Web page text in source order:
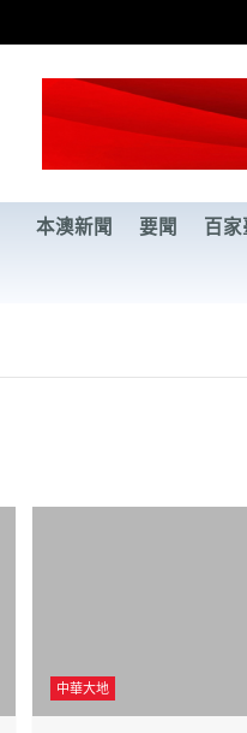
本澳新聞 要聞 百家
中華大地